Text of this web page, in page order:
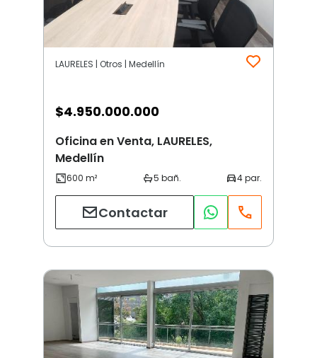
LAURELES | Otros | Medellín
$4.950.000.000
Oficina en Venta, LAURELES,
Medellín
Contactar